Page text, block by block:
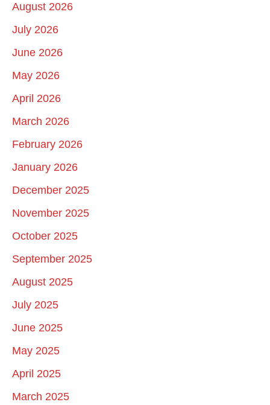
August 2026
July 2026
June 2026
May 2026
April 2026
March 2026
February 2026
January 2026
December 2025
November 2025
October 2025
September 2025
August 2025
July 2025
June 2025
May 2025
April 2025
March 2025